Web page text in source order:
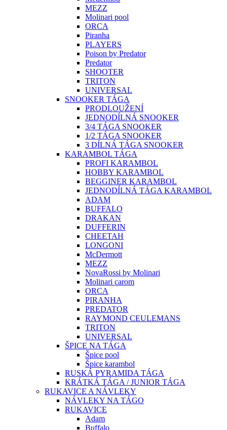
MEZZ
Molinari pool
ORCA
Piranha
PLAYERS
Poison by Predator
Predator
SHOOTER
TRITON
UNIVERSAL
SNOOKER TÁGA
PRODLOUŽENÍ
JEDNODÍLNÁ SNOOKER
3/4 TÁGA SNOOKER
1/2 TÁGA SNOOKER
3 DÍLNÁ TÁGA SNOOKER
KARAMBOL TÁGA
PROFI KARAMBOL
HOBBY KARAMBOL
BEGGINER KARAMBOL
JEDNODÍLNÁ TÁGA KARAMBOL
ADAM
BUFFALO
DRAKAN
DUFFERIN
CHEETAH
LONGONI
McDermott
MEZZ
NovaRossi by Molinari
Molinari carom
ORCA
PIRANHA
PREDATOR
RAYMOND CEULEMANS
TRITON
UNIVERSAL
ŠPICE NA TÁGA
Špice pool
Špice karambol
RUSKÁ PYRAMIDA TÁGA
KRÁTKÁ TÁGA / JUNIOR TÁGA
RUKAVICE A NÁVLEKY
NÁVLEKY NA TÁGO
RUKAVICE
Adam
Buffalo